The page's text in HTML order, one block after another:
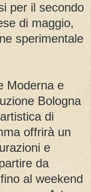
per il secondo
di maggio,
sperimentale
Moderna e
Bologna
di
offrirà un
e
da
al weekend